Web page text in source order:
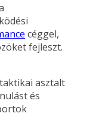
céggel,
fejleszt.
asztalt
és